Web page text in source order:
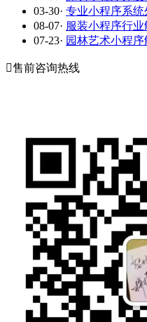
03-30· 专业小程序系
08-07· 服装小程序行
07-23· 园林艺术小程
售前咨询热线